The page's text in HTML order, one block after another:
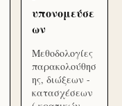
υπονομεύσε
ων
Μεθοδολογίες
παρακολούθησ
ης, διώξεων -
κατασχέσεων